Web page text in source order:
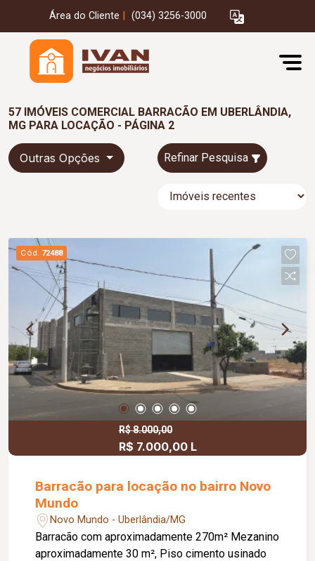
Área do Cliente (034) 3256-3000
57 IMÓVEIS COMERCIAL BARRACÃO EM UBERLÂNDIA,
MG PARA LOCAÇÃO - PÁGINA 2
Outras Opções Refinar Pesquisa
Cód. 72488
R$ 8.000,00
R$ 7.000,00 L
Barracão para locação no bairro Novo
Mundo
Novo Mundo - Uberlândia/MG
Barracão com aproximadamente 270m² Mezanino
aproximadamente 30 m², Piso cimento usinado